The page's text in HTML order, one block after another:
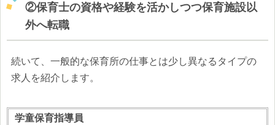
②保育士の資格や経験を活かしつつ保育施設以
外へ転職
続いて、一般的な保育所の仕事とは少し異なるタイプの
求人を紹介します。
学童保育指導員